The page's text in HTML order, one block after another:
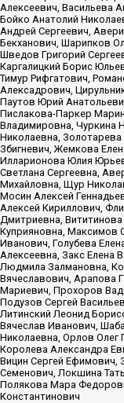
Алексеевич, Васильева
Бойко Анатолий
Андрей Сергеевич,
Бекханович, Шарипков
Шведов Григорий
Каргалицкий Борис
Тимур Рифгатович,
Алексадрович,
Паутов Юрий
Пислакова-Паркер
Владимировна, Чуркина
Николаевна, Золотарева
Збигневич, Жемкова
Илларионова Юлия
Светлана Сергеевна,
Михайловна, Щур
Мосин Алексей
Алексей Кириллович,
Дмитриевна,
Куприяновна, Максимов
Иванович, Голубева
Алексеевна, Закс Елена
Людмила Залмановна,
Вячеславович, Арапова
Мариевич, Прохоров
Подузов Сергей
Литинский Леонид
Вячеслав Иванович,
Николаевна, Орлов Олег
Королева Александра
Вицин Сергей Ефимович,
Семенович, Локшина
Полякова Мара
Константинович